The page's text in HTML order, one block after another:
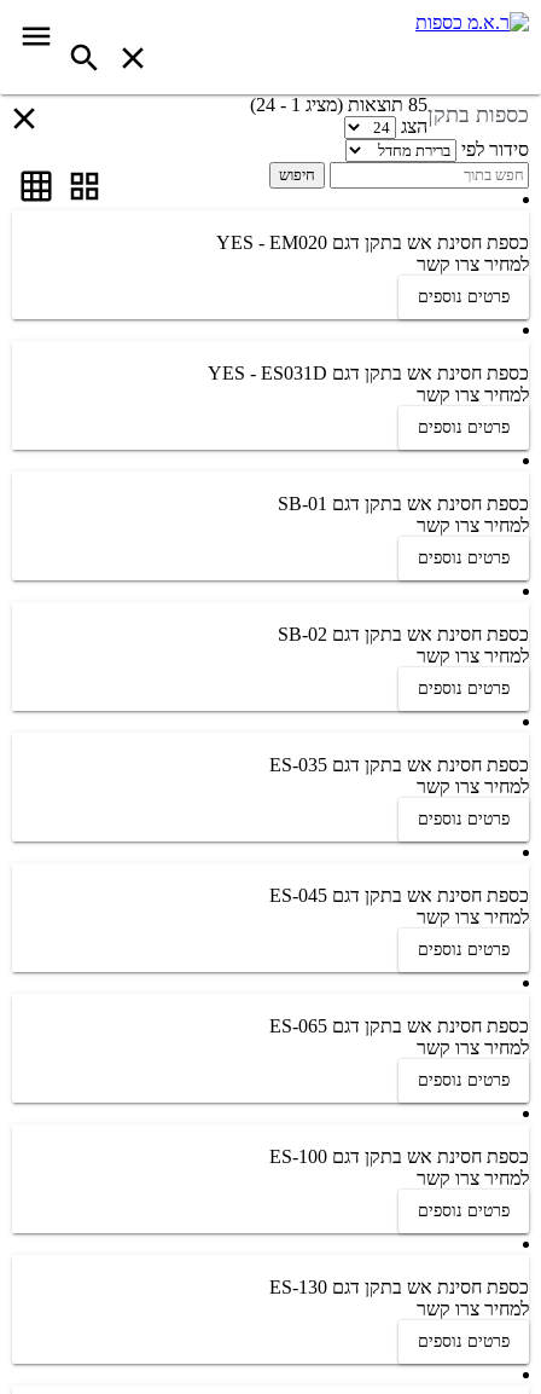
כספות בתקן85 תוצאות (מציג 1 - 24)
הצג
סידור לפי
חיפוש
כספת חסינת אש בתקן דגם YES - EM020
למחיר צרו קשר
פרטים נוספים
כספת חסינת אש בתקן דגם YES - ES031D
למחיר צרו קשר
פרטים נוספים
כספת חסינת אש בתקן דגם 01-SB
למחיר צרו קשר
פרטים נוספים
כספת חסינת אש בתקן דגם 02-SB
למחיר צרו קשר
פרטים נוספים
כספת חסינת אש בתקן דגם ES-035
למחיר צרו קשר
פרטים נוספים
כספת חסינת אש בתקן דגם ES-045
למחיר צרו קשר
פרטים נוספים
כספת חסינת אש בתקן דגם ES-065
למחיר צרו קשר
פרטים נוספים
כספת חסינת אש בתקן דגם ES-100
למחיר צרו קשר
פרטים נוספים
כספת חסינת אש בתקן דגם ES-130
למחיר צרו קשר
פרטים נוספים